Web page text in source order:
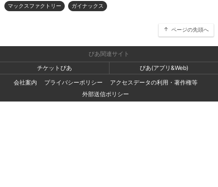
マックスファクトリー ガイナックス
ページの先頭へ
ぴあ関連サイト
チケットぴあ
ぴあ(アプリ&Web)
会社案内
プライバシーポリシー
アクセスデータの利用・著作権等
外部送信ポリシー